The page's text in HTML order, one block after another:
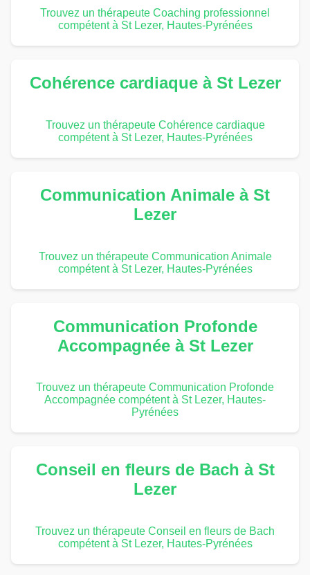
Trouvez un thérapeute Coaching professionnel
compétent à St Lezer, Hautes-Pyrénées
Cohérence cardiaque à St Lezer
Trouvez un thérapeute Cohérence cardiaque
compétent à St Lezer, Hautes-Pyrénées
Communication Animale à St
Lezer
Trouvez un thérapeute Communication Animale
compétent à St Lezer, Hautes-Pyrénées
Communication Profonde
Accompagnée à St Lezer
Trouvez un thérapeute Communication Profonde
Accompagnée compétent à St Lezer, Hautes-
Pyrénées
Conseil en fleurs de Bach à St
Lezer
Trouvez un thérapeute Conseil en fleurs de Bach
compétent à St Lezer, Hautes-Pyrénées